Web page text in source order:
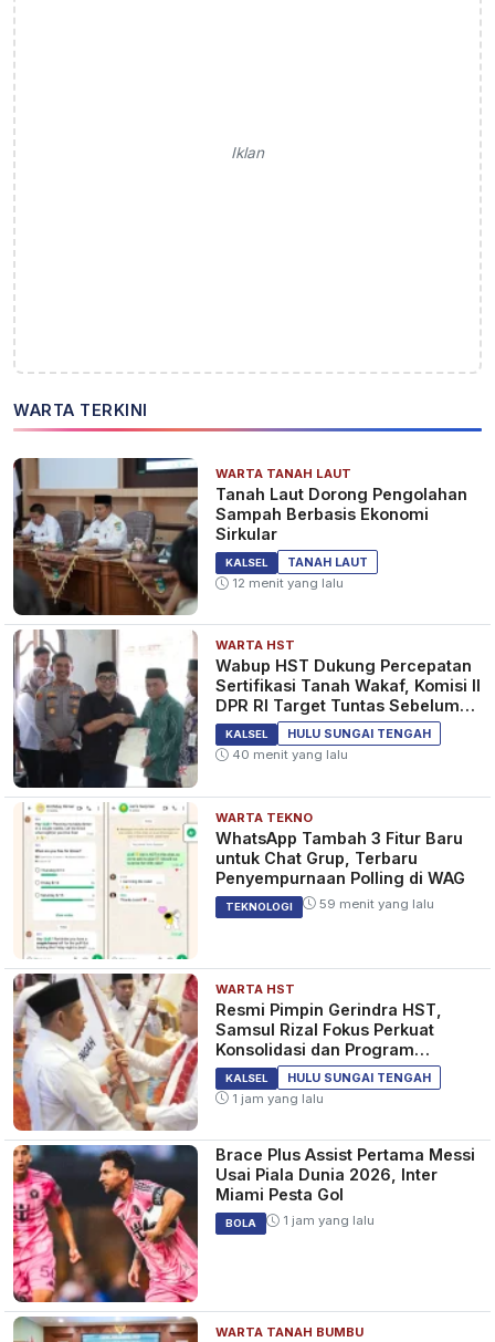
Iklan
WARTA TERKINI
WARTA TANAH LAUT
Tanah Laut Dorong Pengolahan
Sampah Berbasis Ekonomi
Sirkular
KALSEL
TANAH LAUT
12 menit yang lalu
WARTA HST
Wabup HST Dukung Percepatan
Sertifikasi Tanah Wakaf, Komisi II
DPR RI Target Tuntas Sebelum
2029
KALSEL
HULU SUNGAI TENGAH
40 menit yang lalu
WARTA TEKNO
WhatsApp Tambah 3 Fitur Baru
untuk Chat Grup, Terbaru
Penyempurnaan Polling di WAG
TEKNOLOGI 59 menit yang lalu
WARTA HST
Resmi Pimpin Gerindra HST,
Samsul Rizal Fokus Perkuat
Konsolidasi dan Program
Kerakyatan
KALSEL
HULU SUNGAI TENGAH
1 jam yang lalu
Brace Plus Assist Pertama Messi
Usai Piala Dunia 2026, Inter
Miami Pesta Gol
BOLA 1 jam yang lalu
WARTA TANAH BUMBU